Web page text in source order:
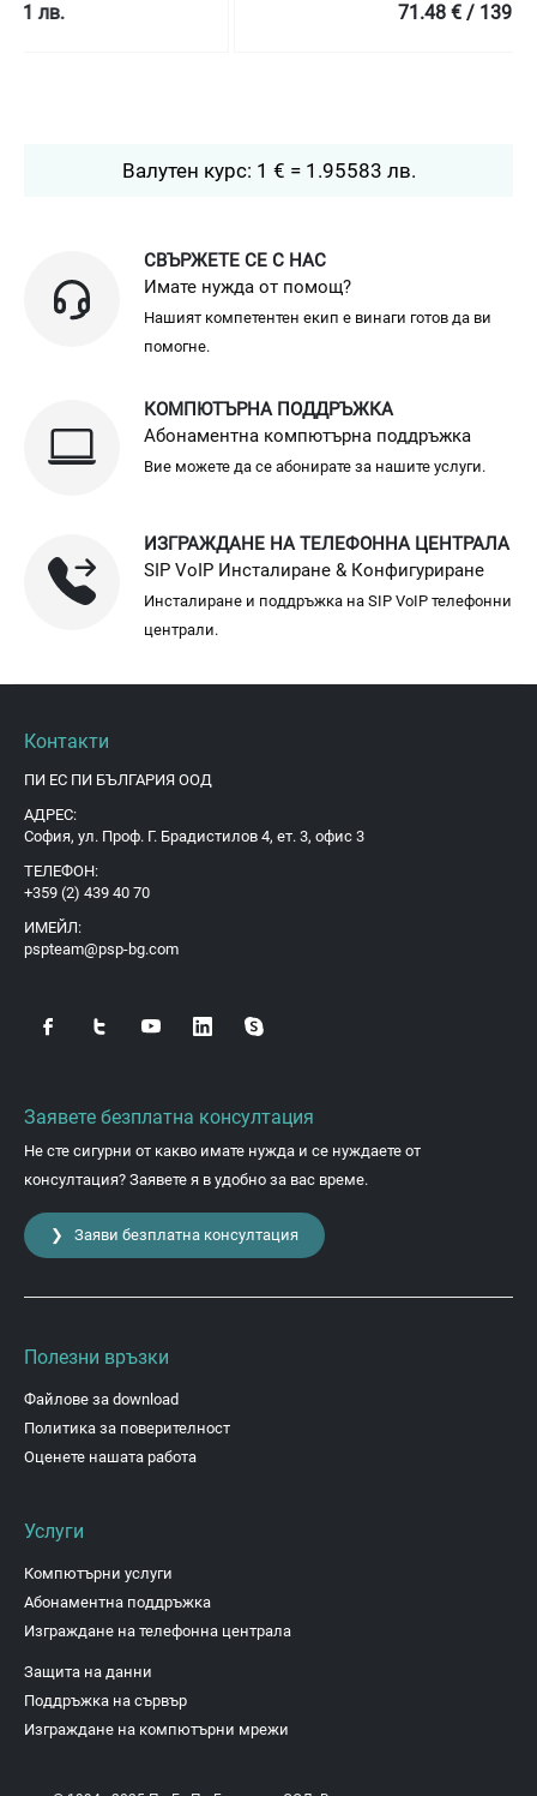
Валутен курс: 1 € = 1.95583 лв.
СВЪРЖЕТЕ СЕ С НАС
Имате нужда от помощ?
Нашият компетентен екип е винаги готов да ви
помогне.
КОМПЮТЪРНА ПОДДРЪЖКА
Абонаментна компютърна поддръжка
Вие можете да се абонирате за нашите услуги.
ИЗГРАЖДАНЕ НА ТЕЛЕФОННА ЦЕНТРАЛА
SIP VoIP Инсталиране & Конфигуриране
Инсталиране и поддръжка на SIP VoIP телефонни
централи.
Контакти
ПИ ЕС ПИ БЪЛГАРИЯ ООД
АДРЕС:
София, ул. Проф. Г. Брадистилов 4, ет. 3, офис 3
ТЕЛЕФОН:
+359 (2) 439 40 70
ИМЕЙЛ:
pspteam@psp-bg.com
Заявете безплатна консултация
Не сте сигурни от какво имате нужда и се нуждаете от
консултация? Заявете я в удобно за вас време.
❯ Заяви безплатна консултация
Полезни връзки
Файлове за download
Политика за поверителност
Оценете нашата работа
Услуги
Компютърни услуги
Абонаментна поддръжка
Изграждане на телефонна централа
Защита на данни
Поддръжка на сървър
Изграждане на компютърни мрежи